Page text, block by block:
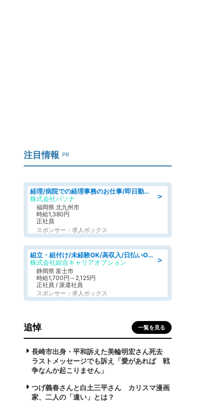
注目情報 PR
＞
経理/病院での経理事務のお仕事/即日勤務可/車通勤可/経理/一般事務
株式会社パソナ
福岡県 北九州市
時給1,380円
正社員
スポンサー：求人ボックス
＞
組立・組付け/未経験OK/高収入/日払いOK/寮費無料/交替制
株式会社綜合キャリアオプション
静岡県 富士市
時給1,700円～2,125円
正社員 / 派遣社員
スポンサー：求人ボックス
追悼 一覧を見る
長崎市出身・平和訴えた美輪明宏さん死去
ラストメッセージでも訴え「愛があれば 戦
争なんか起こりません」
つげ義春さんと白土三平さん カリスマ漫画
家、二人の「違い」とは？